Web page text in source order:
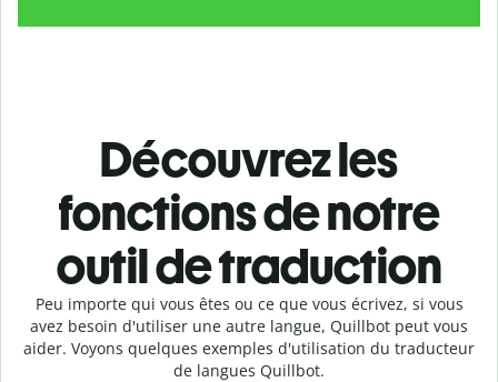
Découvrez les
fonctions de notre
outil de traduction
Peu importe qui vous êtes ou ce que vous écrivez, si vous
avez besoin d'utiliser une autre langue, Quillbot peut vous
aider. Voyons quelques exemples d'utilisation du traducteur
de langues Quillbot.